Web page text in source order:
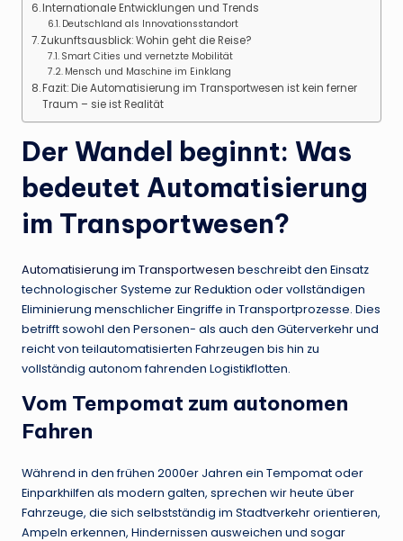
Internationale Entwicklungen und Trends
Deutschland als Innovationsstandort
Zukunftsausblick: Wohin geht die Reise?
Smart Cities und vernetzte Mobilität
Mensch und Maschine im Einklang
Fazit: Die Automatisierung im Transportwesen ist kein ferner
Traum – sie ist Realität
Der Wandel beginnt: Was
bedeutet Automatisierung
im Transportwesen?
Automatisierung im Transportwesen beschreibt den Einsatz
technologischer Systeme zur Reduktion oder vollständigen
Eliminierung menschlicher Eingriffe in Transportprozesse. Dies
betrifft sowohl den Personen- als auch den Güterverkehr und
reicht von teilautomatisierten Fahrzeugen bis hin zu
vollständig autonom fahrenden Logistikflotten.
Vom Tempomat zum autonomen
Fahren
Während in den frühen 2000er Jahren ein Tempomat oder
Einparkhilfen als modern galten, sprechen wir heute über
Fahrzeuge, die sich selbstständig im Stadtverkehr orientieren,
Ampeln erkennen, Hindernissen ausweichen und sogar